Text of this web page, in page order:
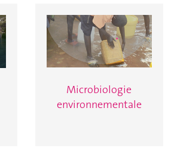
Microbiologie
environnementale